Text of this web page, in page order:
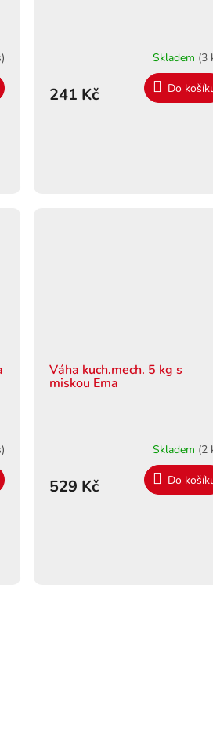
Skladem (3
241 Kč Do
Váha kuch.mech. 5 kg s
miskou Ema
Skladem (2
529 Kč Do